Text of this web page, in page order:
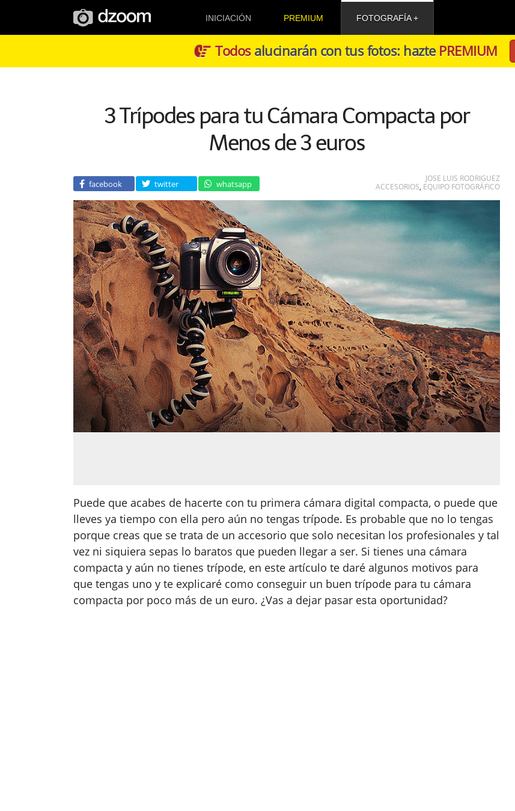
INICIACIÓN PREMIUM FOTOGRAFÍA
Todosalucinarán con tus fotos: hazte PREMIUM
3 Trípodes para tu Cámara Compacta por
Menos de 3 euros
facebook twitter whatsapp
JOSE LUIS RODRIGUEZ
ACCESORIOS, EQUIPO FOTOGRÁFICO
Puede que acabes de hacerte con tu primera cámara digital compacta, o puede que
lleves ya tiempo con ella pero aún no tengas trípode. Es probable que no lo tengas
porque creas que se trata de un accesorio que solo necesitan los profesionales y tal
vez ni siquiera sepas lo baratos que pueden llegar a ser. Si tienes una cámara
compacta y aún no tienes trípode, en este artículo te daré algunos motivos para
que tengas uno y te explicaré como conseguir un buen trípode para tu cámara
compacta por poco más de un euro. ¿Vas a dejar pasar esta oportunidad?